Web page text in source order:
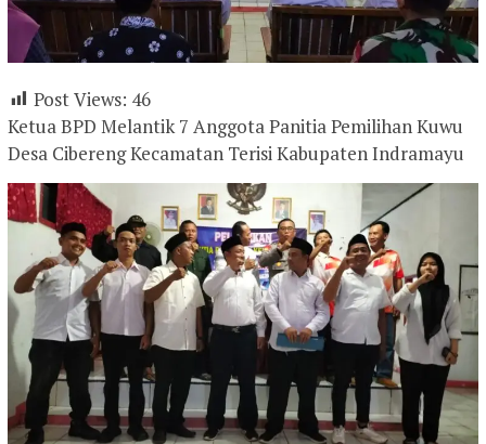
Post Views: 46
Ketua BPD Melantik 7 Anggota Panitia Pemilihan Kuwu
Desa Cibereng Kecamatan Terisi Kabupaten Indramayu